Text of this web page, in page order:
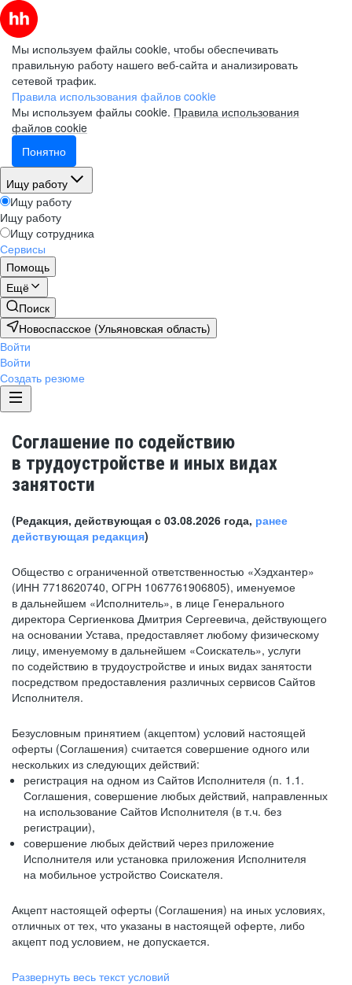
Мы используем файлы cookie, чтобы обеспечивать
правильную работу нашего веб-сайта и анализировать
сетевой трафик.
Правила использования файлов cookie
Мы используем файлы cookie. Правила использования
файлов cookie
Понятно
Ищу работу
Ищу работу
Ищу работу
Ищу сотрудника
Сервисы
Помощь
Ещё
Поиск
Новоспасское (Ульяновская область)
Войти
Войти
Создать резюме
Соглашение по содействию
в трудоустройстве и иных видах
занятости
(Редакция, действующая с 03.08.2026 года, ранее
действующая редакция)
Общество с ограниченной ответственностью «Хэдхантер»
(ИНН 7718620740, ОГРН 1067761906805), именуемое
в дальнейшем «Исполнитель», в лице Генерального
директора Сергиенкова Дмитрия Сергеевича, действующего
на основании Устава, предоставляет любому физическому
лицу, именуемому в дальнейшем «Соискатель», услуги
по содействию в трудоустройстве и иных видах занятости
посредством предоставления различных сервисов Сайтов
Исполнителя.
Безусловным принятием (акцептом) условий настоящей
оферты (Соглашения) считается совершение одного или
нескольких из следующих действий:
регистрация на одном из Сайтов Исполнителя (п. 1.1.
Соглашения, совершение любых действий, направленных
на использование Сайтов Исполнителя (в т.ч. без
регистрации),
совершение любых действий через приложение
Исполнителя или установка приложения Исполнителя
на мобильное устройство Соискателя.
Акцепт настоящей оферты (Соглашения) на иных условиях,
отличных от тех, что указаны в настоящей оферте, либо
акцепт под условием, не допускается.
Развернуть весь текст условий